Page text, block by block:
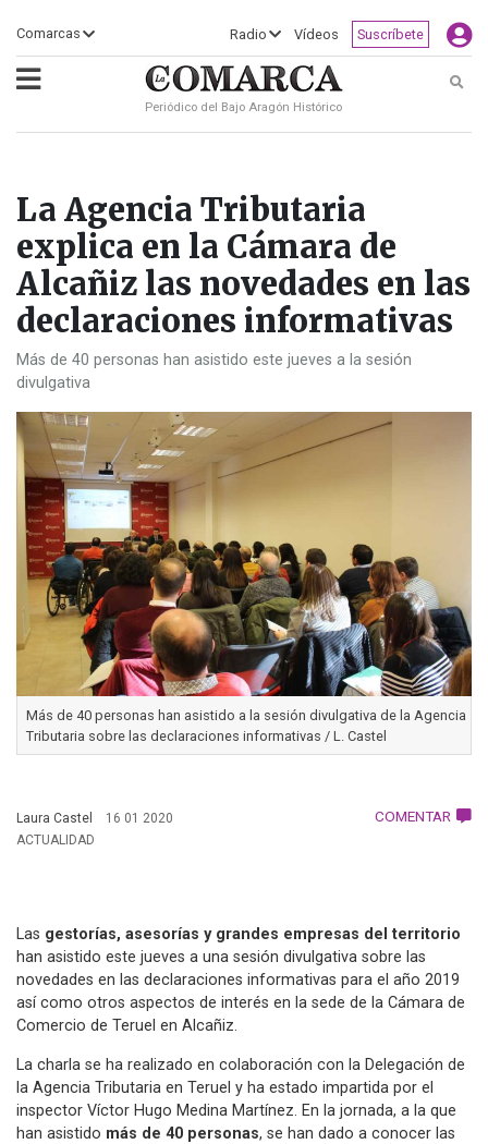
Comarcas Radio Vídeos Suscríbete
Periódico del Bajo Aragón Histórico
La Agencia Tributaria
explica en la Cámara de
Alcañiz las novedades en las
declaraciones informativas
Más de 40 personas han asistido este jueves a la sesión
divulgativa
Más de 40 personas han asistido a la sesión divulgativa de la Agencia
Tributaria sobre las declaraciones informativas / L. Castel
Laura Castel 16 01 2020 COMENTAR
ACTUALIDAD
Las gestorías, asesorías y grandes empresas del territorio
han asistido este jueves a una sesión divulgativa sobre las
novedades en las declaraciones informativas para el año 2019
así como otros aspectos de interés en la sede de la Cámara de
Comercio de Teruel en Alcañiz.
La charla se ha realizado en colaboración con la Delegación de
la Agencia Tributaria en Teruel y ha estado impartida por el
inspector Víctor Hugo Medina Martínez. En la jornada, a la que
han asistido más de 40 personas, se han dado a conocer las